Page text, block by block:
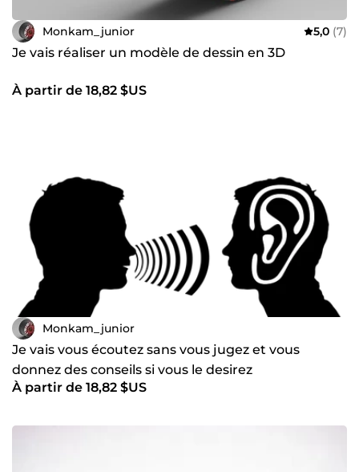
Monkam_junior 5,0 (7)
Je vais réaliser un modèle de dessin en 3D
À partir de 18,82 $US
Monkam_junior
Je vais vous écoutez sans vous jugez et vous
donnez des conseils si vous le desirez
À partir de 18,82 $US